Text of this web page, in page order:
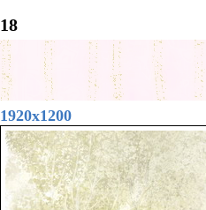
18
1920x1200